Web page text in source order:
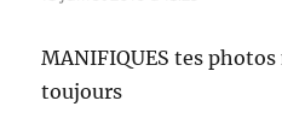
MANIFIQUES tes
toujours